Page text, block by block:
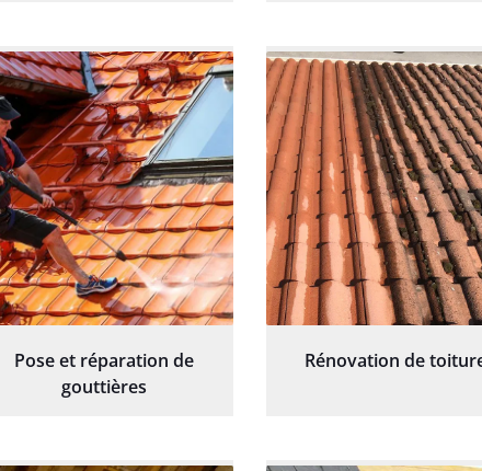
Pose et réparation de
gouttières
Rénovation de